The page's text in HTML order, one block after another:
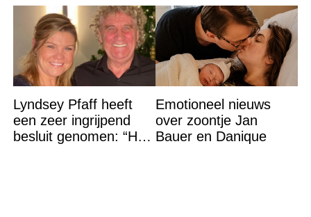
Lyndsey Pfaff heeft
een zeer ingrijpend
besluit genomen: “Het
Emotioneel nieuws
over zoontje Jan
Bauer en Danique